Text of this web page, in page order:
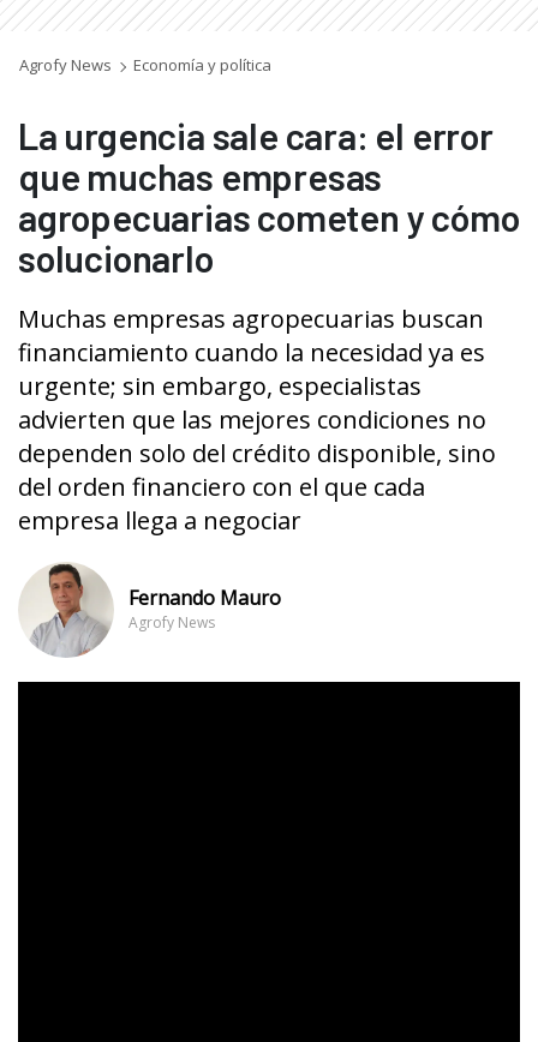
Agrofy News Economía y política
La urgencia sale cara: el error
que muchas empresas
agropecuarias cometen y cómo
solucionarlo
Muchas empresas agropecuarias buscan
financiamiento cuando la necesidad ya es
urgente; sin embargo, especialistas
advierten que las mejores condiciones no
dependen solo del crédito disponible, sino
del orden financiero con el que cada
empresa llega a negociar
Fernando Mauro
Agrofy News